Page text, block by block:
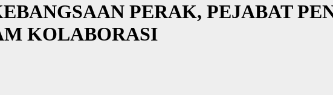
PERAK, PEJABAT
KOLABORASI